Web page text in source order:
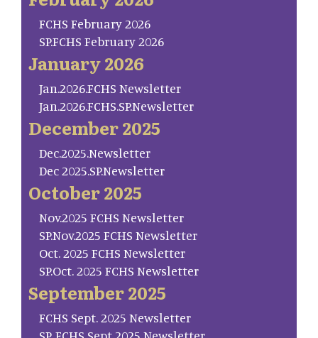
FCHS February 2026
SP.FCHS February 2026
January 2026
Jan.2026.FCHS Newsletter
Jan.2026.FCHS.SP.Newsletter
December 2025
Dec.2025.Newsletter
Dec 2025.SP.Newsletter
October 2025
Nov.2025 FCHS Newsletter
SP.Nov.2025 FCHS Newsletter
Oct. 2025 FCHS Newsletter
SP.Oct. 2025 FCHS Newsletter
September 2025
FCHS Sept. 2025 Newsletter